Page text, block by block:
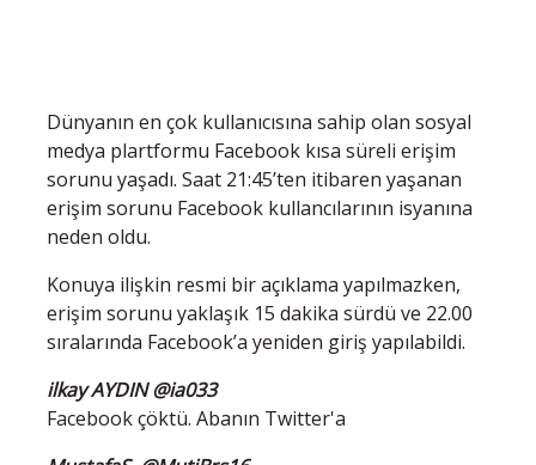
Dünyanın en çok kullanıcısına sahip olan sosyal
medya plartformu Facebook kısa süreli erişim
sorunu yaşadı. Saat 21:45’ten itibaren yaşanan
erişim sorunu Facebook kullancılarının isyanına
neden oldu.
Konuya ilişkin resmi bir açıklama yapılmazken,
erişim sorunu yaklaşık 15 dakika sürdü ve 22.00
sıralarında Facebook’a yeniden giriş yapılabildi.
ilkay AYDIN @ia033
Facebook çöktü. Abanın Twitter'a